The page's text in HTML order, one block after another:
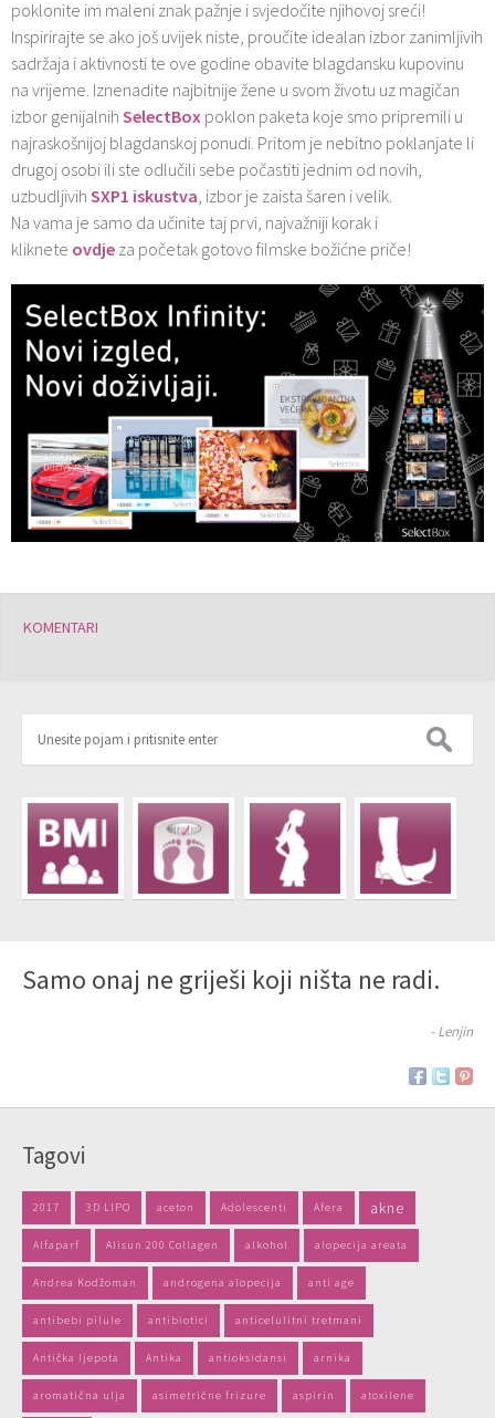
poklonite im maleni znak pažnje i svjedočite njihovoj sreći!
Inspirirajte se ako još uvijek niste, proučite idealan izbor zanimljivih
sadržaja i aktivnosti te ove godine obavite blagdansku kupovinu
na vrijeme. Iznenadite najbitnije žene u svom životu uz magičan
izbor genijalnih SelectBox poklon paketa koje smo pripremili u
najraskošnijoj blagdanskoj ponudi. Pritom je nebitno poklanjate li
drugoj osobi ili ste odlučili sebe počastiti jednim od novih,
uzbudljivih SXP1 iskustva, izbor je zaista šaren i velik.
Na vama je samo da učinite taj prvi, najvažniji korak i
kliknete ovdje za početak gotovo filmske božićne priče!
KOMENTARI
Samo onaj ne griješi koji ništa ne radi.
- Lenjin
Tagovi
2017 3D LIPO aceton Adolescenti Afera akne
Alfaparf Alisun 200 Collagen alkohol alopecija areata
Andrea Kodžoman androgena alopecija anti age
antibebi pilule antibiotici anticelulitni tretmani
Antička ljepota Antika antioksidansi arnika
aromatična ulja asimetrične frizure aspirin atoxilene